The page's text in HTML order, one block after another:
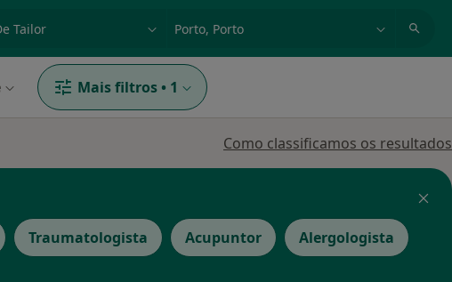
Mais filtros • 1
Como classificamos os resultados
Traumatologista Acupuntor Alergologista